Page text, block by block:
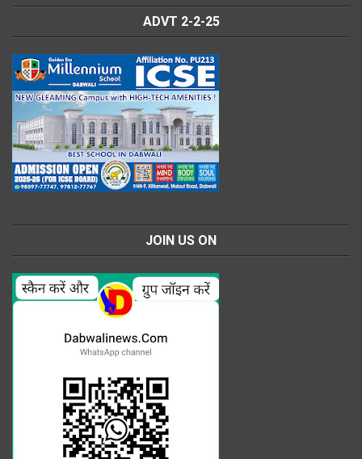
ADVT 2-2-25
JOIN US ON